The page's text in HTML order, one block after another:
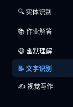
🔍 实体识别
📚 作业解答
😆 幽默理解
📝 文字识别
✍️ 视觉写作